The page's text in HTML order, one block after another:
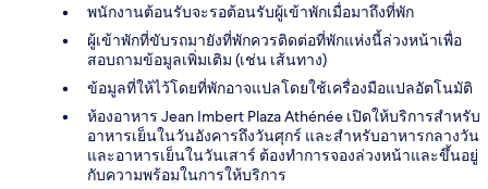
พนักงานต้อนรับจะรอต้อนรับผู้เข้าพักเมื่อมาถึงที่พัก
ผู้เข้าพักที่ขับรถมายังที่พักควรติดต่อที่พักแห่งนี้ล่วงหน้าเพื่อ
สอบถามข้อมูลเพิ่มเติม (เช่น เส้นทาง)
ข้อมูลที่ให้ไว้โดยที่พักอาจแปลโดยใช้เครื่องมือแปลอัตโนมัติ
ห้องอาหาร Jean Imbert Plaza Athénée เปิดให้บริการสำหรับ
อาหารเย็นในวันอังคารถึงวันศุกร์ และสำหรับอาหารกลางวัน
และอาหารเย็นในวันเสาร์ ต้องทำการจองล่วงหน้าและขึ้นอยู่
กับความพร้อมในการให้บริการ